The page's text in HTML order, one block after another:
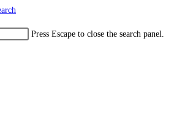
Press Escape to close the search panel.